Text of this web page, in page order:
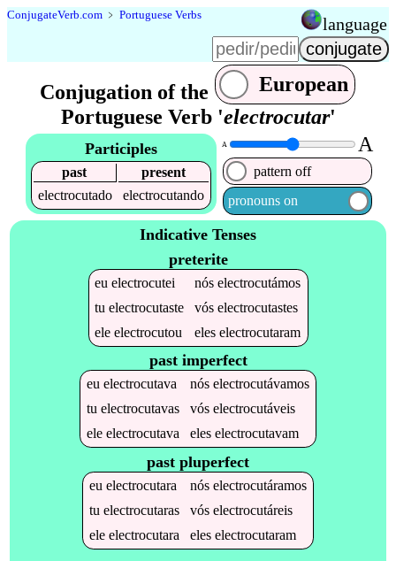
ConjugateVerb.com ﹥ Portuguese Verbs language
Conjugation of the
European
Portuguese Verb 'electrocutar'
Participles
past
present
electrocutado
electrocutando
A A
pattern off
pronouns on
Indicative Tenses
preterite
euelectrocutei nóselectrocutámos
tuelectrocutaste vóselectrocutastes
eleelectrocutou eleselectrocutaram
past imperfect
eu electrocutava nós electrocutávamos
tu electrocutavas vós electrocutáveis
ele electrocutava eles electrocutavam
past pluperfect
eu electrocutara nós electrocutáramos
tu electrocutaras vós electrocutáreis
ele electrocutara eles electrocutaram